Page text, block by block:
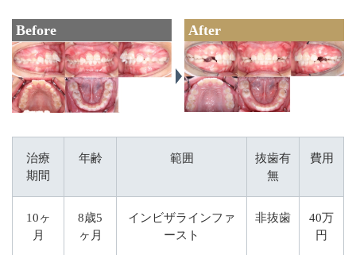
Before After
治療
期間
年齢 範囲
抜歯有
無
費用
10ヶ
月
8歳5
ヶ月
インビザラインファ
ースト
非抜歯
40万
円